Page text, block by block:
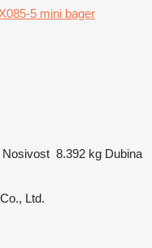
5 mini bager
Nosivost 8.392 kg Dubina
Ltd.